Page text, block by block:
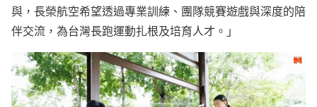
與，長榮航空希望透過專業訓練、團隊競賽遊戲與深度的陪
伴交流，為台灣長跑運動扎根及培育人才。」